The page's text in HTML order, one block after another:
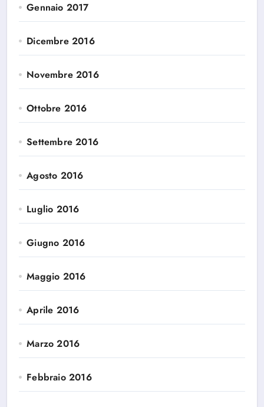
Gennaio 2017
Dicembre 2016
Novembre 2016
Ottobre 2016
Settembre 2016
Agosto 2016
Luglio 2016
Giugno 2016
Maggio 2016
Aprile 2016
Marzo 2016
Febbraio 2016